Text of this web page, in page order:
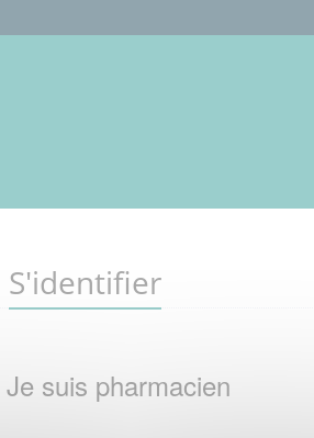
S'identifier
Je suis pharmacien